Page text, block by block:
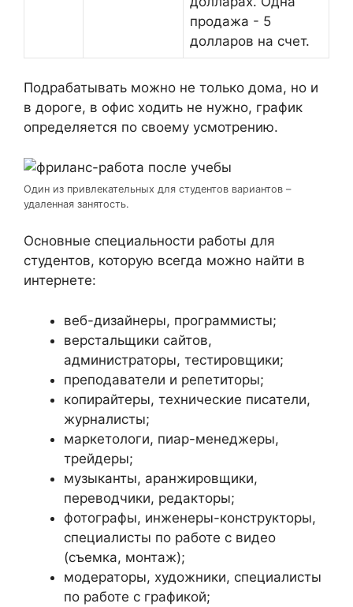
продажа - 5
долларов на счет.
Подрабатывать можно не только дома, но и
в дороге, в офис ходить не нужно, график
определяется по своему усмотрению.
Один из привлекательных для студентов вариантов –
удаленная занятость.
Основные специальности работы для
студентов, которую всегда можно найти в
интернете:
веб-дизайнеры, программисты;
верстальщики сайтов,
администраторы, тестировщики;
преподаватели и репетиторы;
копирайтеры, технические писатели,
журналисты;
маркетологи, пиар-менеджеры,
трейдеры;
музыканты, аранжировщики,
переводчики, редакторы;
фотографы, инженеры-конструкторы,
специалисты по работе с видео
(съемка, монтаж);
модераторы, художники, специалисты
по работе с графикой;